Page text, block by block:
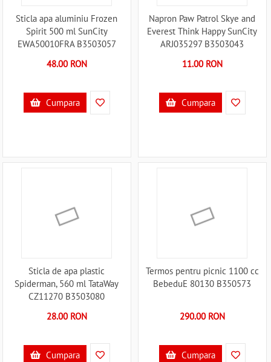
Sticla apa aluminiu Frozen
Spirit 500 ml SunCity
EWA50010FRA B3503057
48.00 RON
Cumpara
Napron Paw Patrol Skye and
Everest Think Happy SunCity
ARJ035297 B3503043
11.00 RON
Cumpara
Sticla de apa plastic
Spiderman, 560 ml TataWay
CZ11270 B3503080
28.00 RON
Cumpara
Termos pentru picnic 1100 cc
BebeduE 80130 B350573
290.00 RON
Cumpara